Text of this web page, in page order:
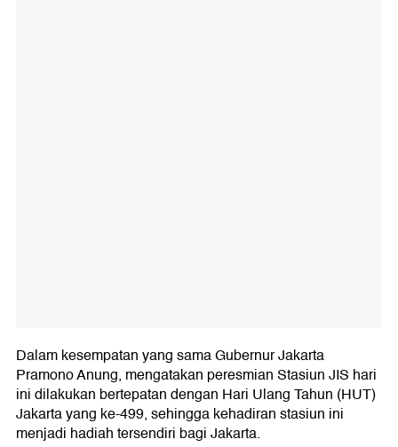
Dalam kesempatan yang sama Gubernur Jakarta
Pramono Anung, mengatakan peresmian Stasiun JIS hari
ini dilakukan bertepatan dengan Hari Ulang Tahun (HUT)
Jakarta yang ke-499, sehingga kehadiran stasiun ini
menjadi hadiah tersendiri bagi Jakarta.